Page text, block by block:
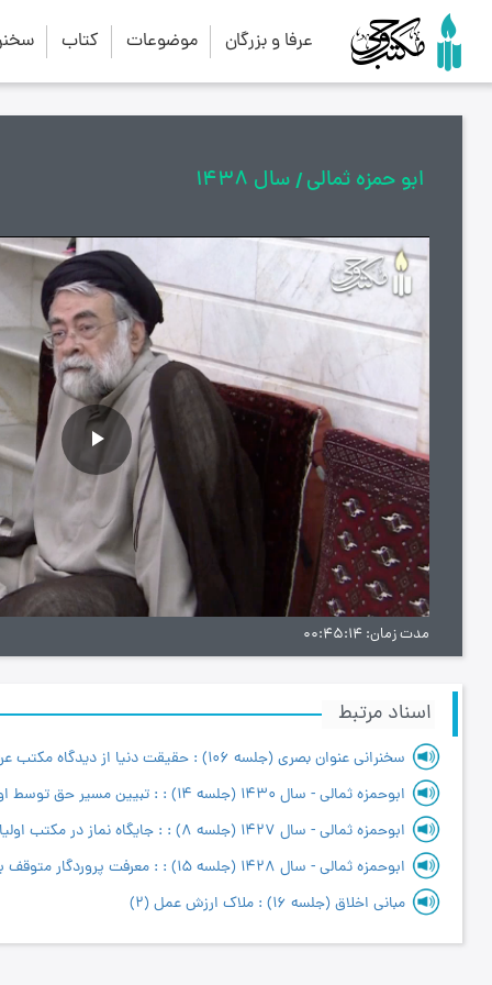
عرفا و بزرگان موضوعات کتاب
ابو حمزه ثمالی سال 1438
پخش
ویدیو
مدت زمان 00:45:14
اسناد مرتبط
سخنراني عنوان بصري (جلسه 106) : حقیقت دنیا از دیدگاه مكتب عرفان
ابو‌حمزه ثمالی - سال 1427 (جلسه 8) : : جایگاه نماز در مکتب اولیاء الهی
مبانی اخلاق (جلسه 16) : ملاک ارزش عمل (2)